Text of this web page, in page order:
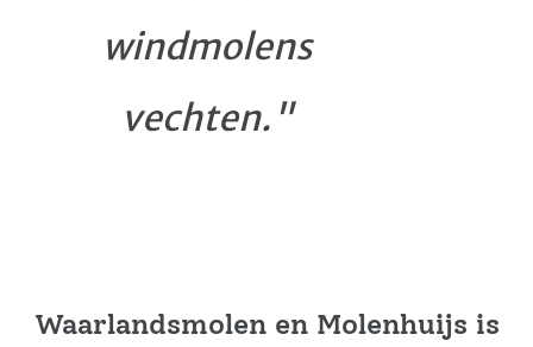
windmolens
vechten."
Waarlandsmolen en Molenhuijs is